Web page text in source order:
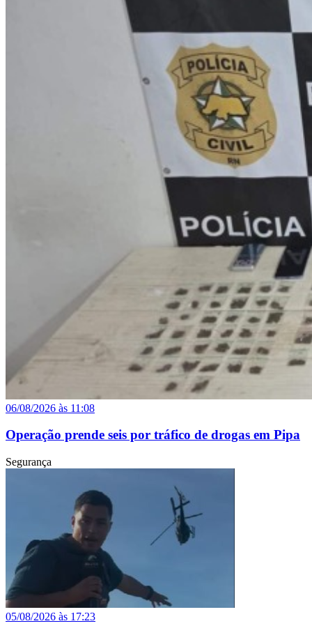
06/08/2026 às 11:08
Operação prende seis por tráfico de drogas em Pipa
Segurança
05/08/2026 às 17:23